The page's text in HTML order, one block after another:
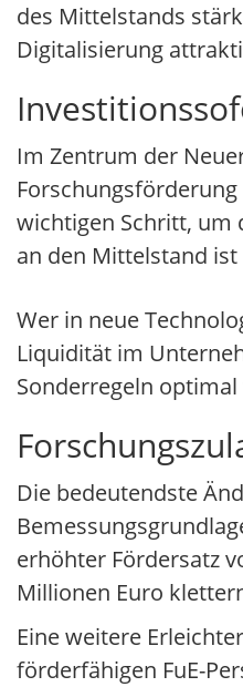
des Mittelstands
Digitalisierung
Im Zentrum der
wichtigen Schritt, um
an den Mittelstand
Wer in neue
Liquidität im
Sonderregeln
Die bedeutendste
erhöhter Fördersatz
Millionen Euro
Eine weitere
förderfähigen FuE-